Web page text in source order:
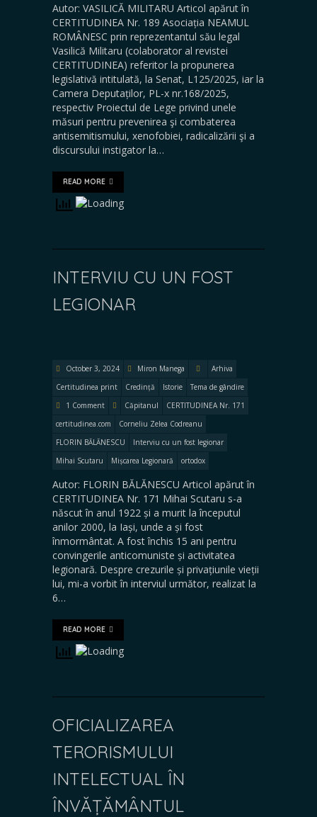
Autor: VASILICĂ MILITARU Articol apărut în
CERTITUDINEA Nr. 189 Asociația NEAMUL
ROMÂNESC prin reprezentantul său legal
Vasilică Militaru (colaborator al revistei
CERTITUDINEA) referitor la propunerea
legislativă intitulată, la Senat, L125/2025, iar la
Camera Deputaților, PL-x nr.168/2025,
respectiv Proiectul de Lege privind unele
măsuri pentru prevenirea şi combaterea
antisemitismului, xenofobiei, radicalizării şi a
discursului instigator la…
READ MORE
INTERVIU CU UN FOST
LEGIONAR
October 3, 2024 Miron Manega
Arhiva
Certitudinea print
Credință Istorie
Tema de gândire
1 Comment
Căpitanul
CERTITUDINEA Nr. 171
certitudinea.com
Corneliu Zelea Codreanu
FLORIN BĂLĂNESCU
Interviu cu un fost legionar
Mihai Scutaru
Mișcarea Legionară ortodox
Autor: FLORIN BĂLĂNESCU Articol apărut în
CERTITUDINEA Nr. 171 Mihai Scutaru s-a
născut în anul 1922 și a murit la începutul
anilor 2000, la Iași, unde a și fost
înmormântat. A fost închis 15 ani pentru
convingerile anticomuniste și activitatea
legionară. Despre crezurile și privațiunile vieții
lui, mi-a vorbit în interviul următor, realizat la
6…
READ MORE
OFICIALIZAREA
TERORISMULUI
INTELECTUAL ÎN
ÎNVĂȚĂMÂNTUL